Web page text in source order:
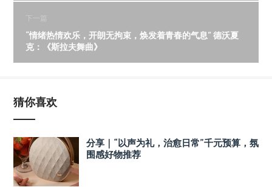
下一篇
“情绪热情欢乐，开朗无拘束，焕发着青春的气息” 德沃夏
克：《斯拉夫舞曲》
猜你喜欢
分享｜“以声为礼，治愈日常”千元预算，氛
围感好物推荐